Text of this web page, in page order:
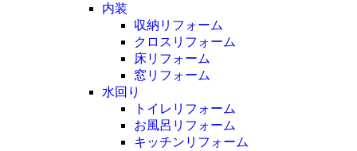
内装
収納リフォーム
クロスリフォーム
床リフォーム
窓リフォーム
水回り
トイレリフォーム
お風呂リフォーム
キッチンリフォーム